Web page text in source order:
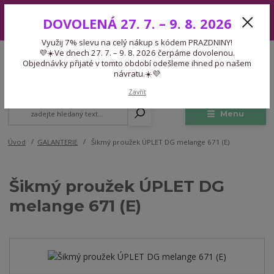
7. – 9. 8. 2026 čerpáme dovolenou. Objednávky přijaté v tomto období
odešleme ihned po našem návratu.☀️💜
Menu
CZK
Expedice 775 866 913
Po-Čt 9-15:30 Pá 9-14:30 Pauza 13-13:45
Úvod GALANTERIE Šikmý proužek ÚPLET DG melange 671 (E)
Šikmý proužek ÚPLET DG
melange 671 (E)
DOVOLENÁ 27. 7. – 9. 8. 2026
Využij 7% slevu na celý nákup s kódem PRAZDNINY!
💜☀️Ve dnech 27. 7. – 9. 8. 2026 čerpáme dovolenou.
Objednávky přijaté v tomto období odešleme ihned po našem
návratu.☀️💜
Zavřít